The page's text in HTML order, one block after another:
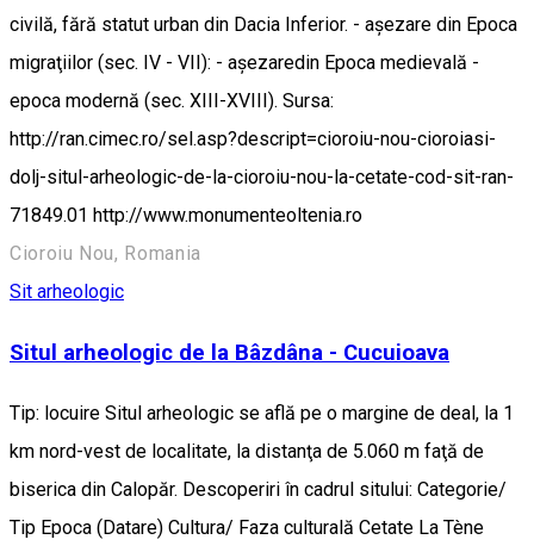
civilă, fără statut urban din Dacia Inferior. - aşezare din Epoca
migraţiilor (sec. IV - VII): - aşezaredin Epoca medievală -
epoca modernă (sec. XIII-XVIII). Sursa:
http://ran.cimec.ro/sel.asp?descript=cioroiu-nou-cioroiasi-
dolj-situl-arheologic-de-la-cioroiu-nou-la-cetate-cod-sit-ran-
71849.01 http://www.monumenteoltenia.ro
Cioroiu Nou, Romania
Sit arheologic
Situl arheologic de la Bâzdâna - Cucuioava
Tip: locuire Situl arheologic se află pe o margine de deal, la 1
km nord-vest de localitate, la distanţa de 5.060 m faţă de
biserica din Calopăr. Descoperiri în cadrul sitului: Categorie/
Tip Epoca (Datare) Cultura/ Faza culturală Cetate La Tène